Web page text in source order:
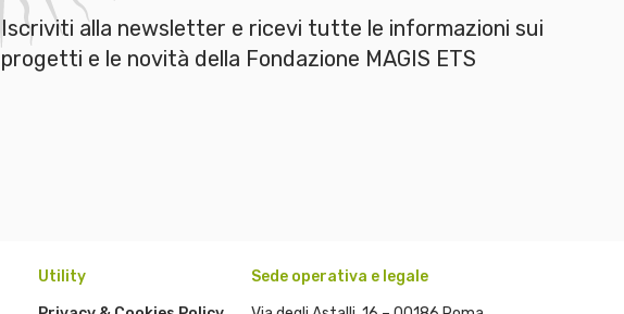
Iscriviti alla newsletter e ricevi tutte le informazioni sui
progetti e le novità della Fondazione MAGIS ETS
Utility
Sede operativa e legale